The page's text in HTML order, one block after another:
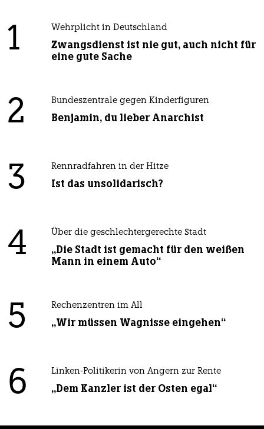
1 Wehrplicht in Deutschland
Zwangsdienst ist nie gut, auch nicht für
eine gute Sache
2 Bundeszentrale gegen Kinderfiguren
Benjamin, du lieber Anarchist
3 Rennradfahren in der Hitze
Ist das unsolidarisch?
4 Über die geschlechtergerechte Stadt
„Die Stadt ist gemacht für den weißen
Mann in einem Auto“
5 Rechenzentren im All
„Wir müssen Wagnisse eingehen“
6 Linken-Politikerin von Angern zur Rente
„Dem Kanzler ist der Osten egal“